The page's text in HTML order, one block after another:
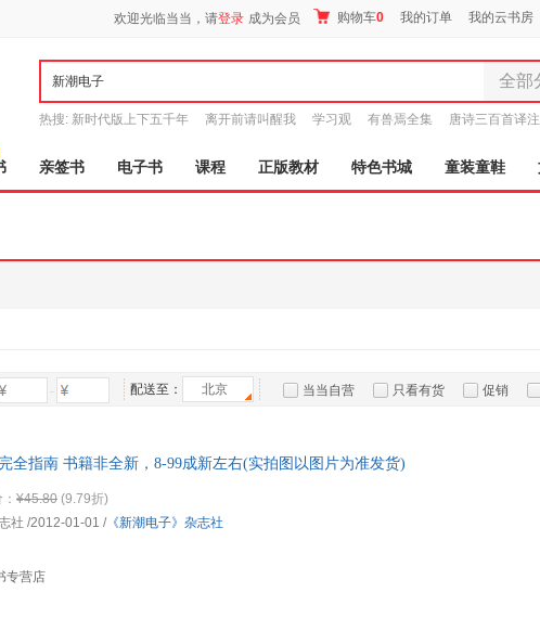
欢迎光临当当，请登录 成为会员 购物车0 我的订单 我的云书房
全部
全部分
图书
电子书
家居
热搜: 新时代版上下五千年 离开前请叫醒我 学习观 有兽焉全集 唐诗三百首译注
亲签书 电子书 课程 正版教材 特色书城 童装童鞋
- 配送至： 北京 当当自营 只看有货 促销
全指南 书籍非全新，8-99成新左右(实拍图以图片为准发货)
¥45.80 (9.79折)
专营店
社 /2012-01-01 /《新潮电子》杂志社